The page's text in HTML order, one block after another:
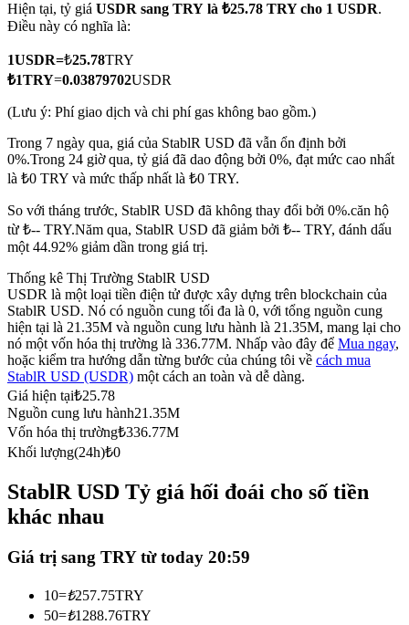
USDC Futures vĩnh cửu
Futures sử dụng USDC làm tài sản thế chấp
Sao chép Giao dịch
Tham gia cùng các nhà giao dịch hàng đầu
Trở thành Nhà giao dịch Sao chép
Hiện tại, tỷ giá USDR sang TRY là ₺25.78 TRY cho 1 USDR.
Điều này có nghĩa là:
1USDR=₺25.78TRY
₺1TRY=0.03879702USDR
(Lưu ý: Phí giao dịch và chi phí gas không bao gồm.)
Trong 7 ngày qua, giá của StablR USD đã vẫn ổn định bởi
0%.Trong 24 giờ qua, tỷ giá đã dao động bởi 0%, đạt mức cao nhất
là ₺0 TRY và mức thấp nhất là ₺0 TRY.
So với tháng trước, StablR USD đã không thay đổi bởi 0%.căn hộ
từ ₺-- TRY.Năm qua, StablR USD đã giảm bởi ₺-- TRY, đánh dấu
một 44.92% giảm dần trong giá trị.
Thống kê Thị Trường StablR USD
USDR là một loại tiền điện tử được xây dựng trên blockchain của
StablR USD. Nó có nguồn cung tối đa là 0, với tổng nguồn cung
hiện tại là 21.35M và nguồn cung lưu hành là 21.35M, mang lại cho
nó một vốn hóa thị trường là 336.77M. Nhấp vào đây để Mua ngay,
hoặc kiểm tra hướng dẫn từng bước của chúng tôi về cách mua
StablR USD (USDR) một cách an toàn và dễ dàng.
Giá hiện tại₺25.78
Nguồn cung lưu hành21.35M
Vốn hóa thị trường₺336.77M
Khối lượng(24h)₺0
StablR USD Tỷ giá hối đoái cho số tiền
khác nhau
Giá trị sang TRY từ today 20:59
10=₺257.75TRY
50=₺1288.76TRY